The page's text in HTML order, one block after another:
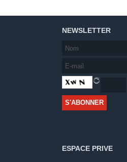
NEWSLETTER
ESPACE PRIVE